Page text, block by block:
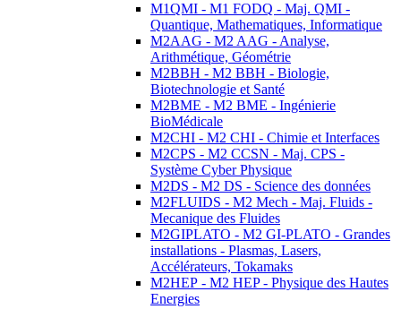
M1QMI - M1 FODQ - Maj. QMI -
Quantique, Mathematiques, Informatique
M2AAG - M2 AAG - Analyse,
Arithmétique, Géométrie
M2BBH - M2 BBH - Biologie,
Biotechnologie et Santé
M2BME - M2 BME - Ingénierie
BioMédicale
M2CHI - M2 CHI - Chimie et Interfaces
M2CPS - M2 CCSN - Maj. CPS -
Système Cyber Physique
M2DS - M2 DS - Science des données
M2FLUIDS - M2 Mech - Maj. Fluids -
Mecanique des Fluides
M2GIPLATO - M2 GI-PLATO - Grandes
installations - Plasmas, Lasers,
Accélérateurs, Tokamaks
M2HEP - M2 HEP - Physique des Hautes
Energies